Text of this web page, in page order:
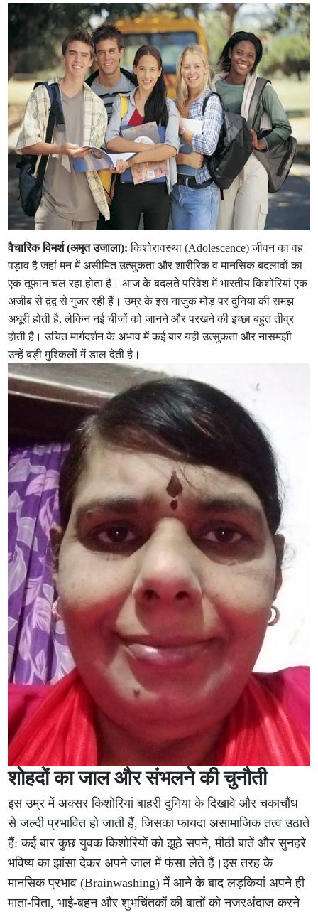
वैचारिक विमर्श (अमृत उजाला): किशोरावस्था (Adolescence) जीवन का वह
पड़ाव है जहां मन में असीमित उत्सुकता और शारीरिक व मानसिक बदलावों का
एक तूफान चल रहा होता है। आज के बदलते परिवेश में भारतीय किशोरियां एक
अजीब से द्वंद्व से गुजर रही हैं। उम्र के इस नाजुक मोड़ पर दुनिया की समझ
अधूरी होती है, लेकिन नई चीजों को जानने और परखने की इच्छा बहुत तीव्र
होती है। उचित मार्गदर्शन के अभाव में कई बार यही उत्सुकता और नासमझी
उन्हें बड़ी मुश्किलों में डाल देती है।
शोहदों का जाल और संभलने की चुनौती
इस उम्र में अक्सर किशोरियां बाहरी दुनिया के दिखावे और चकाचौंध
से जल्दी प्रभावित हो जाती हैं, जिसका फायदा असामाजिक तत्व उठाते
हैं: कई बार कुछ युवक किशोरियों को झूठे सपने, मीठी बातें और सुनहरे
भविष्य का झांसा देकर अपने जाल में फंसा लेते हैं।इस तरह के
मानसिक प्रभाव (Brainwashing) में आने के बाद लड़कियां अपने ही
माता-पिता, भाई-बहन और शुभचिंतकों की बातों को नजरअंदाज करने